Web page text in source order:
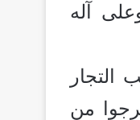
آله
التجار
من